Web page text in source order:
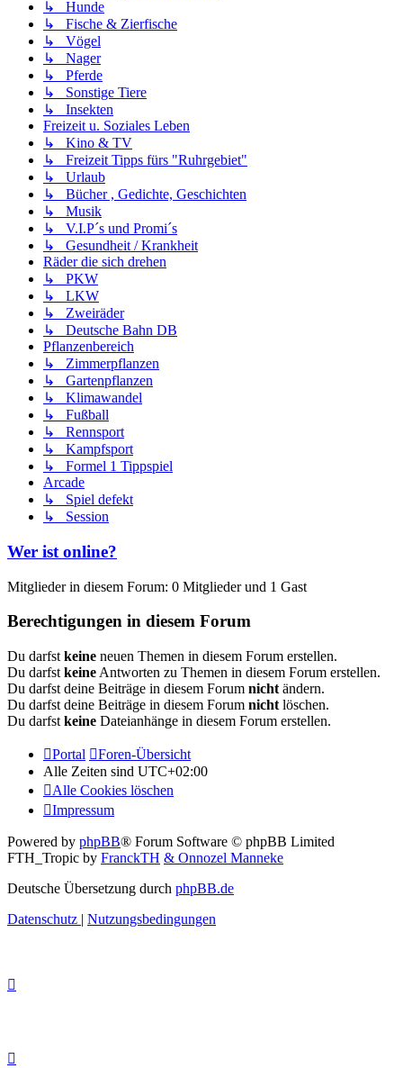
↳ Hunde
↳ Fische & Zierfische
↳ Vögel
↳ Nager
↳ Pferde
↳ Sonstige Tiere
↳ Insekten
Freizeit u. Soziales Leben
↳ Kino & TV
↳ Freizeit Tipps fürs "Ruhrgebiet"
↳ Urlaub
↳ Bücher , Gedichte, Geschichten
↳ Musik
↳ V.I.P´s und Promi´s
↳ Gesundheit / Krankheit
Räder die sich drehen
↳ PKW
↳ LKW
↳ Zweiräder
↳ Deutsche Bahn DB
Pflanzenbereich
↳ Zimmerpflanzen
↳ Gartenpflanzen
↳ Klimawandel
↳ Fußball
↳ Rennsport
↳ Kampfsport
↳ Formel 1 Tippspiel
Arcade
↳ Spiel defekt
↳ Session
Wer ist online?
Mitglieder in diesem Forum: 0 Mitglieder und 1 Gast
Berechtigungen in diesem Forum
Du darfst keine neuen Themen in diesem Forum erstellen.
Du darfst keine Antworten zu Themen in diesem Forum erstellen.
Du darfst deine Beiträge in diesem Forum nicht ändern.
Du darfst deine Beiträge in diesem Forum nicht löschen.
Du darfst keine Dateianhänge in diesem Forum erstellen.
Portal
Foren-Übersicht
Alle Zeiten sind UTC+02:00
Alle Cookies löschen
Impressum
Powered by phpBB® Forum Software © phpBB Limited
FTH_Tropic by FranckTH & Onnozel Manneke
Deutsche Übersetzung durch phpBB.de
Datenschutz | Nutzungsbedingungen